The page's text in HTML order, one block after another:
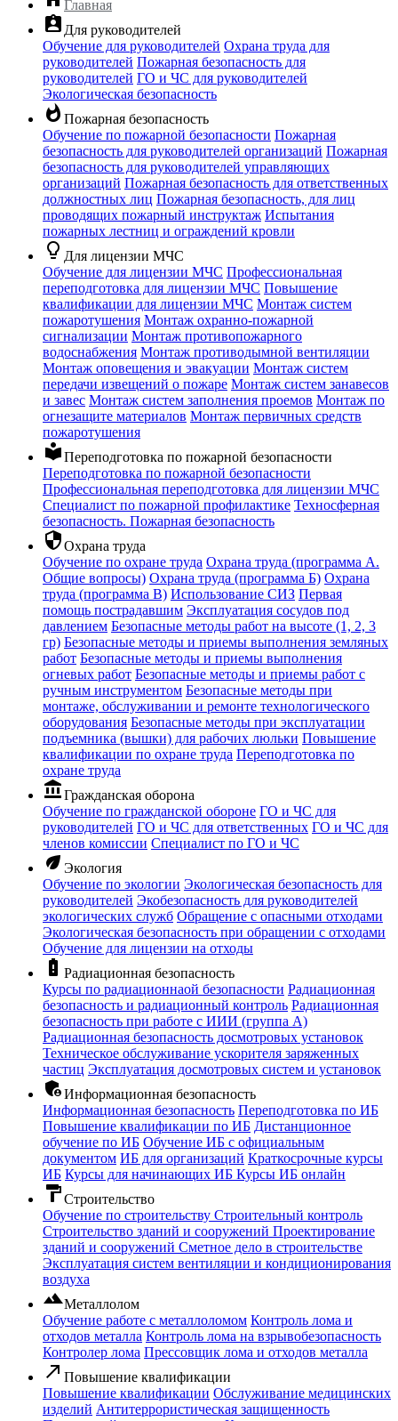
Главная
assignment_ind Для руководителей
Обучение для руководителей Охрана труда для
руководителей Пожарная безопасность для
руководителей ГО и ЧС для руководителей
Экологическая безопасность
whatshot Пожарная безопасность
Обучение по пожарной безопасности Пожарная
безопасность для руководителей организаций Пожарная
безопасность для руководителей управляющих
организаций Пожарная безопасность для ответственных
должностных лиц Пожарная безопасность, для лиц
проводящих пожарный инструктаж Испытания
пожарных лестниц и ограждений кровли
lightbulb_outline Для лицензии МЧС
Обучение для лицензии МЧС Профессиональная
переподготовка для лицензии МЧС Повышение
квалификации для лицензии МЧС Монтаж систем
пожаротушения Монтаж охранно-пожарной
сигнализации Монтаж противопожарного
водоснабжения Монтаж противодымной вентиляции
Монтаж оповещения и эвакуации Монтаж систем
передачи извещений о пожаре Монтаж систем занавесов
и завес Монтаж систем заполнения проемов Монтаж по
огнезащите материалов Монтаж первичных средств
пожаротушения
local_libraryПереподготовка по пожарной безопасности
Переподготовка по пожарной безопасности
Профессиональная переподготовка для лицензии МЧС
Специалист по пожарной профилактике Техносферная
безопасность. Пожарная безопасность
securityОхрана труда
Обучение по охране труда Охрана труда (программа А.
Общие вопросы) Охрана труда (программа Б) Охрана
труда (программа В) Использование СИЗ Первая
помощь пострадавшим Эксплуатация сосудов под
давлением Безопасные методы работ на высоте (1, 2, 3
гр) Безопасные методы и приемы выполнения земляных
работ Безопасные методы и приемы выполнения
огневых работ Безопасные методы и приемы работ с
ручным инструментом Безопасные методы при
монтаже, обслуживании и ремонте технологического
оборудования Безопасные методы при эксплуатации
подъемника (вышки) для рабочих люльки Повышение
квалификации по охране труда Переподготовка по
охране труда
account_balanceГражданская оборона
Обучение по гражданской обороне ГО и ЧС для
руководителей ГО и ЧС для ответственных ГО и ЧС для
членов комиссии Специалист по ГО и ЧС
eco Экология
Обучение по экологии Экологическая безопасность для
руководителей Экобезопасность для руководителей
экологических служб Обращение с опасными отходами
Экологическая безопасность при обращении с отходами
Обучение для лицензии на отходы
battery_alert Радиационная безопасность
Курсы по радиационнаой безопасности Радиационная
безопасность и радиационный контроль Радиационная
безопасность при работе с ИИИ (группа А)
Радиационная безопасность досмотровых установок
Техническое обслуживание ускорителя заряженных
частиц Эксплуатация досмотровых систем и установок
admin_panel_settingsИнформационная безопасность
Информационная безопасность Переподготовка по ИБ
Повышение квалификации по ИБ Дистанционное
обучение по ИБ Обучение ИБ с официальным
документом ИБ для организаций Краткосрочные курсы
ИБ Курсы для начинающих ИБ Курсы ИБ онлайн
format_paintСтроительство
Обучение по строительству Строительный контроль
Строительство зданий и сооружений Проектирование
зданий и сооружений Сметное дело в строительстве
Эксплуатация систем вентиляции и кондиционирования
воздуха
filter_hdrМеталлолом
Обучение работе с металлоломом Контроль лома и
отходов металла Контроль лома на взрывобезопасность
Контролер лома Прессовщик лома и отходов металла
call_made Повышение квалификации
Повышение квалификации Обслуживание медицинских
изделий Антитеррористическая защищенность